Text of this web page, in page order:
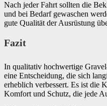
Nach jeder Fahrt sollten die
und bei Bedarf gewaschen
gute Qualität der Ausrüstung
Fazit
In qualitativ hochwertige
eine Entscheidung, die sich
erheblich verbessert. Es ist die
Komfort und Schutz, die jede